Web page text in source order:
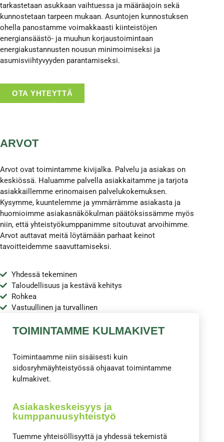
tarkastetaan asukkaan vaihtuessa ja määräajoin sekä
kunnostetaan tarpeen mukaan. Asuntojen kunnostuksen
ohella panostamme voimakkaasti kiinteistöjen
energiansäästö- ja muuhun korjaustoimintaan
energiakustannusten nousun minimoimiseksi ja
asumisviihtyvyyden parantamiseksi.
OTA YHTEYTTÄ
ARVOT
Arvot ovat toimintamme kivijalka. Palvelu ja asiakas on
keskiössä. Haluamme palvella asiakkaitamme ja tarjota
asiakkaillemme erinomaisen palvelukokemuksen.
Kysymme, kuuntelemme ja ymmärrämme asiakasta ja
huomioimme asiakasnäkökulman päätöksissämme myös
niin, että yhteistyökumppanimme sitoutuvat arvoihimme.
Arvot auttavat meitä löytämään parhaat keinot
tavoitteidemme saavuttamiseksi.
Yhdessä tekeminen
Taloudellisuus ja kestävä kehitys
Rohkea
Vastuullinen ja turvallinen
TOIMINTAMME KULMAKIVET
Toimintaamme niin sisäisesti kuin
sidosryhmäyhteistyössä ohjaavat toimintamme
kulmakivet.
Asiakaskeskeisyys ja
kumppanuusyhteistyö
Tuemme yhteisöllisyyttä ja yhdessä tekemistä